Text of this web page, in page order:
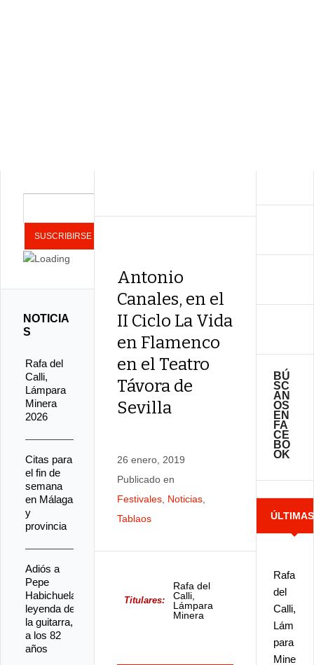
Antonio
Canales, en el
II Ciclo La Vida
en Flamenco
en el Teatro
Távora de
Sevilla
26 enero, 2019
Publicado en
Festivales Noticias
Tablaos
Titulares:
Rafa del
Calli,
Lámpara
Minera
BÚ
SC
AN
OS
EN
FA
CE
BO
OK
ÚLTIMAS
Rafa
del
Calli,
Lám
para
Mine
NOTICIA
S
Rafa del
Calli,
Lámpara
Minera
2026
Citas para
el fin de
semana
en Málaga
y
provincia
Adiós a
Pepe
Habichuela,
leyenda de
la guitarra,
a los 82
años